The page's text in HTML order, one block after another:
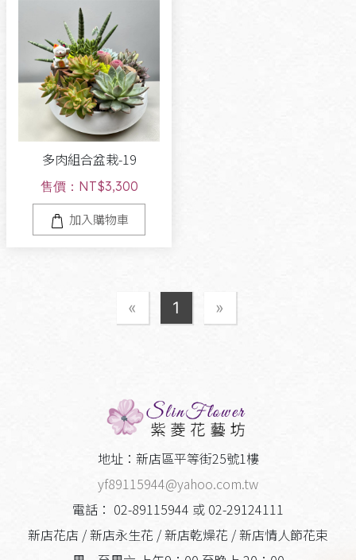
多肉組合盆栽-19
售價：NT$3,300
加入購物車
« 1 »
地址：新店區平等街25號1樓
yf89115944@yahoo.com.tw
電話： 02-89115944 或 02-29124111
新店花店 / 新店永生花 / 新店乾燥花 / 新店情人節花束